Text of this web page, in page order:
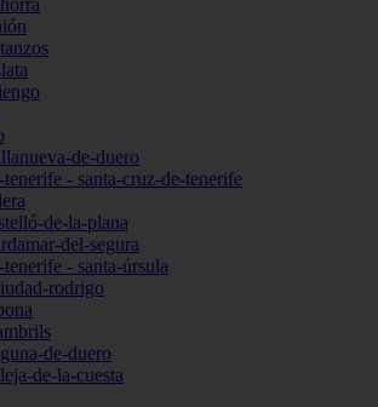
de-duero
tenerife - santa-cruz-de-tenerife
de-la-plana
del-segura
- santa-úrsula
rodrigo
de-duero
de-la-cuesta